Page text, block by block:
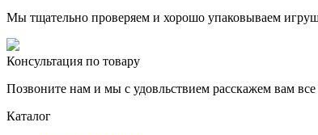
Мы тщательно проверяем и хорошо упаковываем
Консультация по товару
Позвоните нам и мы с удовльствием расскажем вам
Каталог